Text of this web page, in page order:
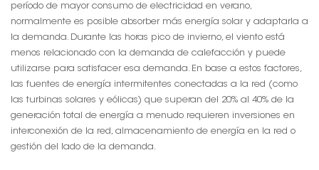
período de mayor consumo de electricidad en verano,
normalmente es posible absorber más energía solar y adaptarla a
la demanda. Durante las horas pico de invierno, el viento está
menos relacionado con la demanda de calefacción y puede
utilizarse para satisfacer esa demanda. En base a estos factores,
las fuentes de energía intermitentes conectadas a la red (como
las turbinas solares y eólicas) que superan del 20% al 40% de la
generación total de energía a menudo requieren inversiones en
interconexión de la red, almacenamiento de energía en la red o
gestión del lado de la demanda.